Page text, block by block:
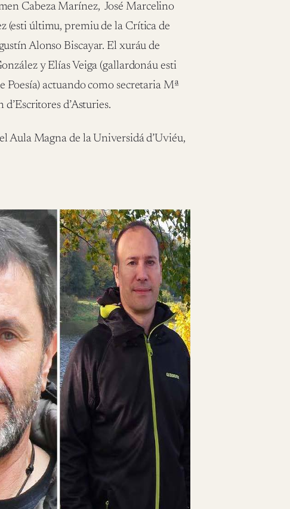
Cabeza Marínez, José Marcelino
(esti últimu, premiu de la Crítica de
Alonso Biscayar. El xuráu de
y Elías Veiga (gallardonáu esti
Poesía) actuando como secretaria Mª
d’Asturies.
Aula Magna de la Universidá d’Uviéu,